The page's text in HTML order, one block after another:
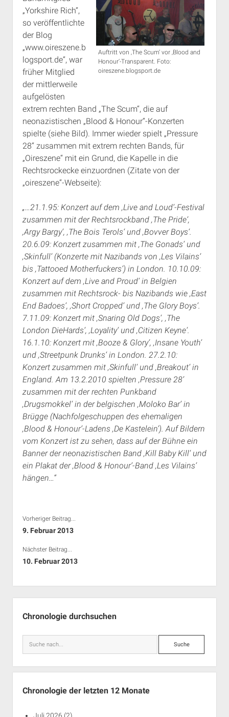
Auftritt von ‚The Scum‘ vor ‚Blood and
Honour‘-Transparent. Foto:
oireszene.blogsport.de
„Yorkshire Rich“,
so veröffentlichte
der Blog
„www.oireszene.b
logsport.de“, war
früher Mitglied
der mittlerweile
aufgelösten
extrem rechten Band „The Scum“, die auf
neonazistischen „Blood & Honour“-Konzerten
spielte (siehe Bild). Immer wieder spielt „Pressure
28“ zusammen mit extrem rechten Bands, für
„Oireszene“ mit ein Grund, die Kapelle in die
Rechtsrockecke einzuordnen (Zitate von der
„oireszene“-Webseite):
„…21.1.95: Konzert auf dem ‚Live and Loud‘-Festival
zusammen mit der Rechtsrockband ‚The Pride‘,
‚Argy Bargy‘, ‚The Bois Terols‘ und ‚Bovver Boys‘.
20.6.09: Konzert zusammen mit ‚The Gonads‘ und
‚Skinfull‘ (Konzerte mit Nazibands von ‚Les Vilains‘
bis ‚Tattooed Motherfuckers‘) in London. 10.10.09:
Konzert auf dem ‚Live and Proud‘ in Belgien
zusammen mit Rechtsrock- bis Nazibands wie ‚East
End Badoes‘, ‚Short Cropped‘ und ‚The Glory Boys‘.
7.11.09: Konzert mit ‚Snaring Old Dogs‘, ‚The
London DieHards‘, ‚Loyality‘ und ‚Citizen Keyne‘.
16.1.10: Konzert mit ‚Booze & Glory‘, ‚Insane Youth‘
und ‚Streetpunk Drunks‘ in London. 27.2.10:
Konzert zusammen mit ‚Skinfull‘ und ‚Breakout‘ in
England. Am 13.2.2010 spielten ‚Pressure 28‘
zusammen mit der rechten Punkband
‚Drugsmokkel‘ in der belgischen ‚Moloko Bar‘ in
Brügge (Nachfolgeschuppen des ehemaligen
‚Blood & Honour‘-Ladens ‚De Kastelein‘). Auf Bildern
vom Konzert ist zu sehen, dass auf der Bühne ein
Banner der neonazistischen Band ‚Kill Baby Kill‘ und
ein Plakat der ‚Blood & Honour‘-Band ‚Les Vilains‘
hängen…“
Vorheriger Beitrag...
9. Februar 2013
Nächster Beitrag...
10. Februar 2013
Chronologie durchsuchen
Suche
Chronologie der letzten 12 Monate
Juli 2026 (2)